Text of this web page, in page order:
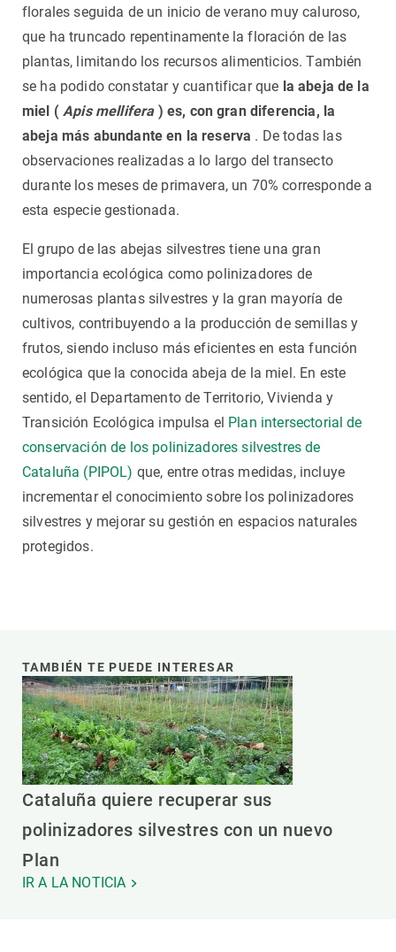
florales seguida de un inicio de verano muy caluroso,
que ha truncado repentinamente la floración de las
plantas, limitando los recursos alimenticios. También
se ha podido constatar y cuantificar que la abeja de la
miel ( Apis mellifera ) es, con gran diferencia, la
abeja más abundante en la reserva . De todas las
observaciones realizadas a lo largo del transecto
durante los meses de primavera, un 70% corresponde a
esta especie gestionada.
El grupo de las abejas silvestres tiene una gran
importancia ecológica como polinizadores de
numerosas plantas silvestres y la gran mayoría de
cultivos, contribuyendo a la producción de semillas y
frutos, siendo incluso más eficientes en esta función
ecológica que la conocida abeja de la miel. En este
sentido, el Departamento de Territorio, Vivienda y
Transición Ecológica impulsa el Plan intersectorial de
conservación de los polinizadores silvestres de
Cataluña (PIPOL) que, entre otras medidas, incluye
incrementar el conocimiento sobre los polinizadores
silvestres y mejorar su gestión en espacios naturales
protegidos.
TAMBIÉN TE PUEDE INTERESAR
Cataluña quiere recuperar sus
polinizadores silvestres con un nuevo
Plan
IR A LA NOTICIA